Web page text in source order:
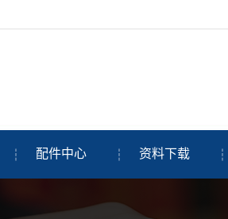
配件中心 资料下载